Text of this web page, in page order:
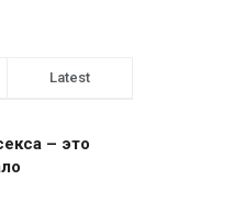
Latest
– это